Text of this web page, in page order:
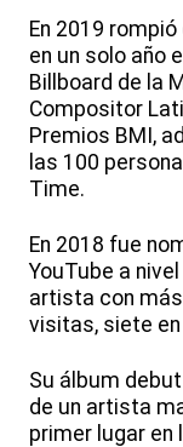
En 2019
en un solo año
Billboard de la
Compositor
Premios BMI,
las 100
Time.
En 2018 fue
YouTube a
artista con
visitas, siete
Su álbum
de un artista
primer lugar en